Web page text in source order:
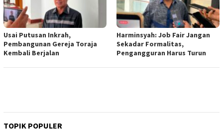
Usai Putusan Inkrah,
Pembangunan Gereja Toraja
Kembali Berjalan
Harminsyah: Job Fair Jangan
Sekadar Formalitas,
Pengangguran Harus Turun
TOPIK POPULER